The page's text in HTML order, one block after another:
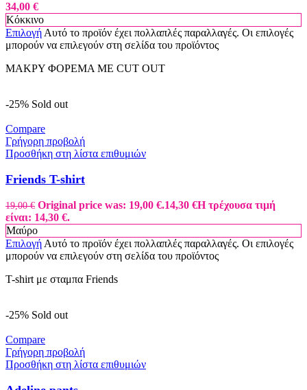
34,00 €
Κόκκινο
Επιλογή Αυτό το προϊόν έχει πολλαπλές παραλλαγές. Οι επιλογές
μπορούν να επιλεγούν στη σελίδα του προϊόντος
ΜΑΚΡΥ ΦΟΡΕΜΑ ΜΕ CUT OUT
-25% Sold out
Compare
Γρήγορη προβολή
Προσθήκη στη λίστα επιθυμιών
Friends T-shirt
19,00€ Original price was: 19,00 €.14,30 €Η τρέχουσα τιμή
είναι: 14,30 €.
Μαύρο
Επιλογή Αυτό το προϊόν έχει πολλαπλές παραλλαγές. Οι επιλογές
μπορούν να επιλεγούν στη σελίδα του προϊόντος
T-shirt με σταμπα Friends
-25% Sold out
Compare
Γρήγορη προβολή
Προσθήκη στη λίστα επιθυμιών